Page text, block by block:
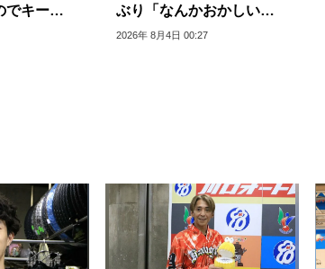
でキープ
ぶり「なんかおかしい感
じ」
2026年 8月4日 00:27